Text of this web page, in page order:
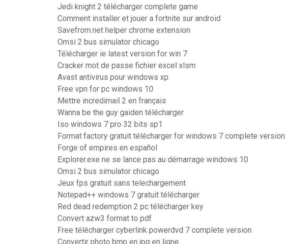
Jedi knight 2 télécharger complete game
Comment installer et jouer a fortnite sur android
Savefrom.net helper chrome extension
Omsi 2 bus simulator chicago
Télécharger ie latest version for win 7
Cracker mot de passe fichier excel xlsm
Avast antivirus pour windows xp
Free vpn for pc windows 10
Mettre incredimail 2 en français
Wanna be the guy gaiden télécharger
Iso windows 7 pro 32 bits sp1
Format factory gratuit télécharger for windows 7 complete version
Forge of empires en español
Explorer.exe ne se lance pas au démarrage windows 10
Omsi 2 bus simulator chicago
Jeux fps gratuit sans telechargement
Notepad++ windows 7 gratuit télécharger
Red dead redemption 2 pc télécharger key
Convert azw3 format to pdf
Free télécharger cyberlink powerdvd 7 complete version
Convertir photo bmp en jpg en ligne